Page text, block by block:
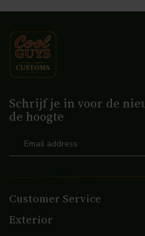
Schrijf je in voor de
de hoogte
Customer Service
Exterior